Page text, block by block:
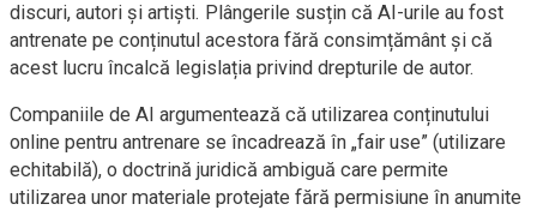
discuri, autori și artiști. Plângerile susțin că AI-urile au fost
antrenate pe conținutul acestora fără consimțământ și că
acest lucru încalcă legislația privind drepturile de autor.
Companiile de AI argumentează că utilizarea conținutului
online pentru antrenare se încadrează în „fair use” (utilizare
echitabilă), o doctrină juridică ambiguă care permite
utilizarea unor materiale protejate fără permisiune în anumite